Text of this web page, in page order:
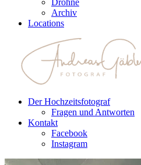
Drohne
Archiv
Locations
Der Hochzeitsfotograf
Fragen und Antworten
Kontakt
Facebook
Instagram